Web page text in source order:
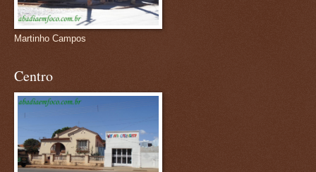
Martinho Campos
Centro